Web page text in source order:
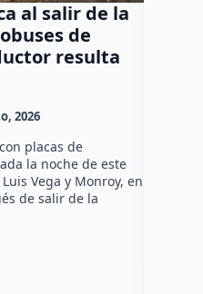
al salir de la
de
resulta
2026
placas de
la noche de este
Vega y Monroy, en
de salir de la